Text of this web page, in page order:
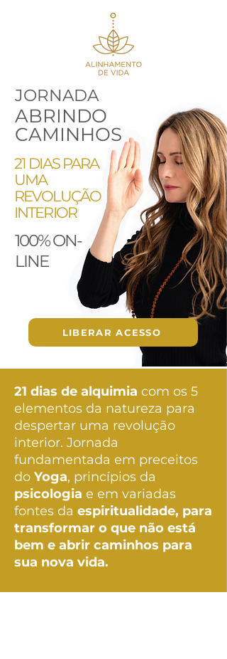
21 DIAS PARA
UMA
REVOLUÇÃO
INTERIOR
100% ON-
LINE
LIBERAR ACESSO
JORNADA
ABRINDO
CAMINHOS
21 dias de alquimia com os 5
elementos da natureza para
despertar uma revolução
interior. Jornada
fundamentada em preceitos
do Yoga, princípios da
psicologia e em variadas
fontes da espiritualidade, para
transformar o que não está
bem e abrir caminhos para
sua nova vida.